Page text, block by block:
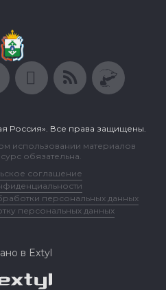
Россия». Все права защищены.
использовании материалов
обязательна.
соглашение
персональных данных
персональных данных
в Extyl